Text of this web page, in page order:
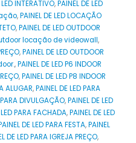
LED INTERATIVO,PAINEL DE LED
,PAINEL DE LED LOCAÇÃO
,PAINEL DE LED OUTDOOR
locação de videowall,
,PAINEL DE LED OUTDOOR
,PAINEL DE LED P6 INDOOR
,PAINEL DE LED P8 INDOOR
ALUGAR,PAINEL DE LED PARA
PARA DIVULGAÇÃO,PAINEL DE LED
PARA FACHADA,PAINEL DE LED
DE LED PARA FESTA,PAINEL
DE LED PARA IGREJA PREÇO,